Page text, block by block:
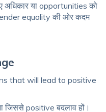
या opportunities को
equality की ओर कदम
that will lead to positive
जिससे positive बदलाव हों।